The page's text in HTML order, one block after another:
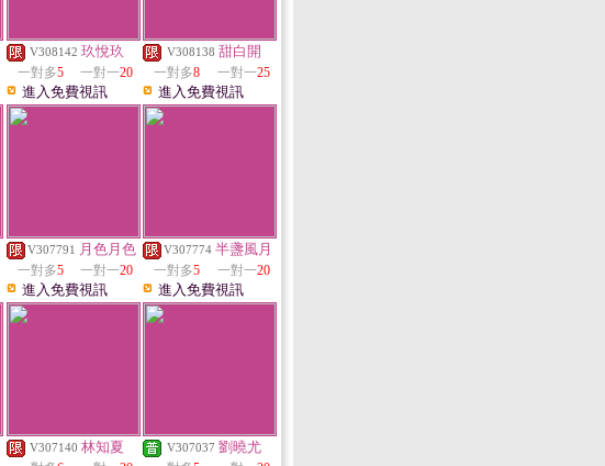
V308142 玖悅玖
一對多5 一對一20
進入免費視訊
V308138 甜白開
一對多8 一對一25
進入免費視訊
V307791 月色月色
一對多5 一對一20
進入免費視訊
V307774 半盞風月
一對多5 一對一20
進入免費視訊
V307140 林知夏 V307037 劉曉尤